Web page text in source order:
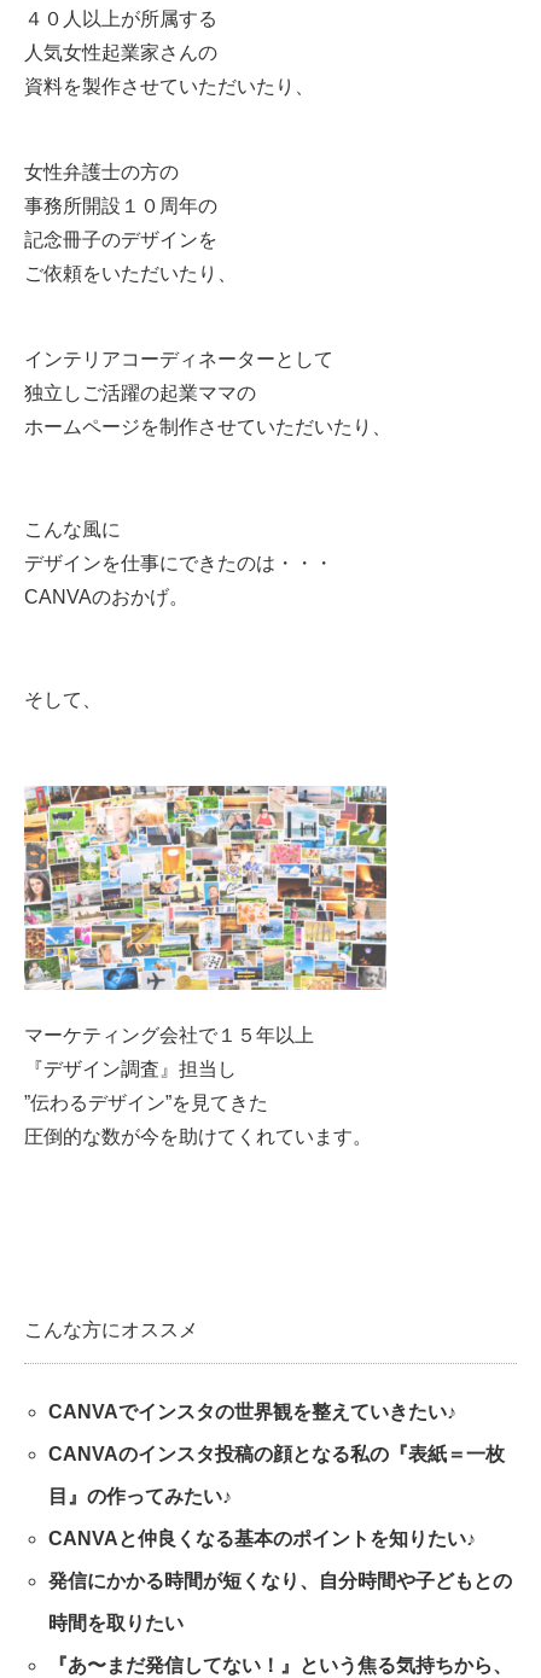
４０人以上が所属する
人気女性起業家さんの
資料を製作させていただいたり、
女性弁護士の方の
事務所開設１０周年の
記念冊子のデザインを
ご依頼をいただいたり、
インテリアコーディネーターとして
独立しご活躍の起業ママの
ホームページを制作させていただいたり、
こんな風に
デザインを仕事にできたのは・・・
CANVAのおかげ。
そして、
マーケティング会社で１５年以上
『デザイン調査』担当し
”伝わるデザイン”を見てきた
圧倒的な数が今を助けてくれています。
こんな方にオススメ
CANVAでインスタの世界観を整えていきたい♪
CANVAのインスタ投稿の顔となる私の『表紙＝一枚
目』の作ってみたい♪
CANVAと仲良くなる基本のポイントを知りたい♪
発信にかかる時間が短くなり、自分時間や子どもとの
時間を取りたい
『あ〜まだ発信してない！』という焦る気持ちから、